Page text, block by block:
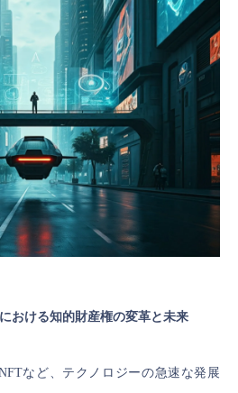
おける知的財産権の変革と未来
など、テクノロジーの急速な発展